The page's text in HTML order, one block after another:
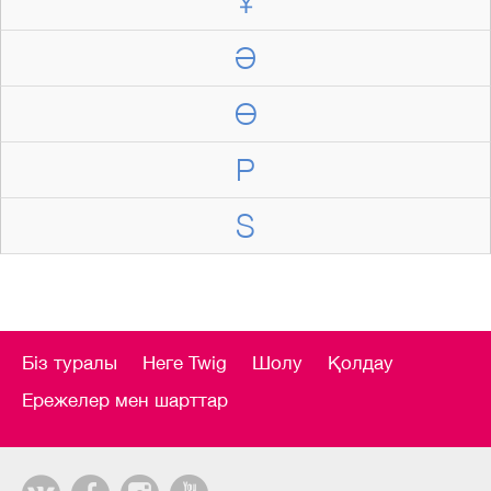
Ә
Ө
P
S
Біз туралы Неге Twig Шолу
Қолдау
Ережелер мен шарттар